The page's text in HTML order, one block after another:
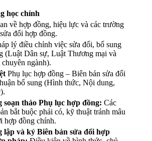
học chính
về hợp đồng, hiệu lực và các trường
đổi hợp đồng.
lý điều chỉnh việc sửa đổi, bổ sung
(Luật Dân sự, Luật Thương mại và
ngành).
Phụ lục hợp đồng – Biên bản sửa đổi
bổ sung (Hình thức, Nội dung,
soạn thảo Phụ lục hợp đồng: Các
bắt buộc phải có, kỹ thuật tránh mâu
hợp đồng chính.
lập và ký Biên bản sửa đổi hợp